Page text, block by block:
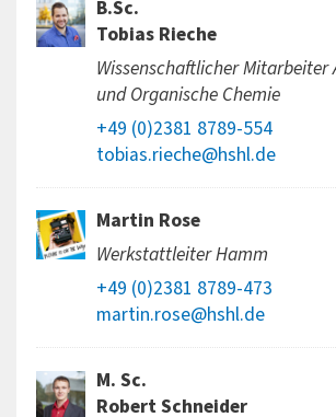
B.Sc.
Tobias Rieche
Wissenschaftlicher Mitarbeiter
und Organische Chemie
+49 (0)2381 8789-554
tobias.rieche@hshl.de
Martin Rose
Werkstattleiter Hamm
+49 (0)2381 8789-473
martin.rose@hshl.de
M. Sc.
Robert Schneider